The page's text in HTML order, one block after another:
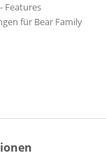
Features
für Bear Family